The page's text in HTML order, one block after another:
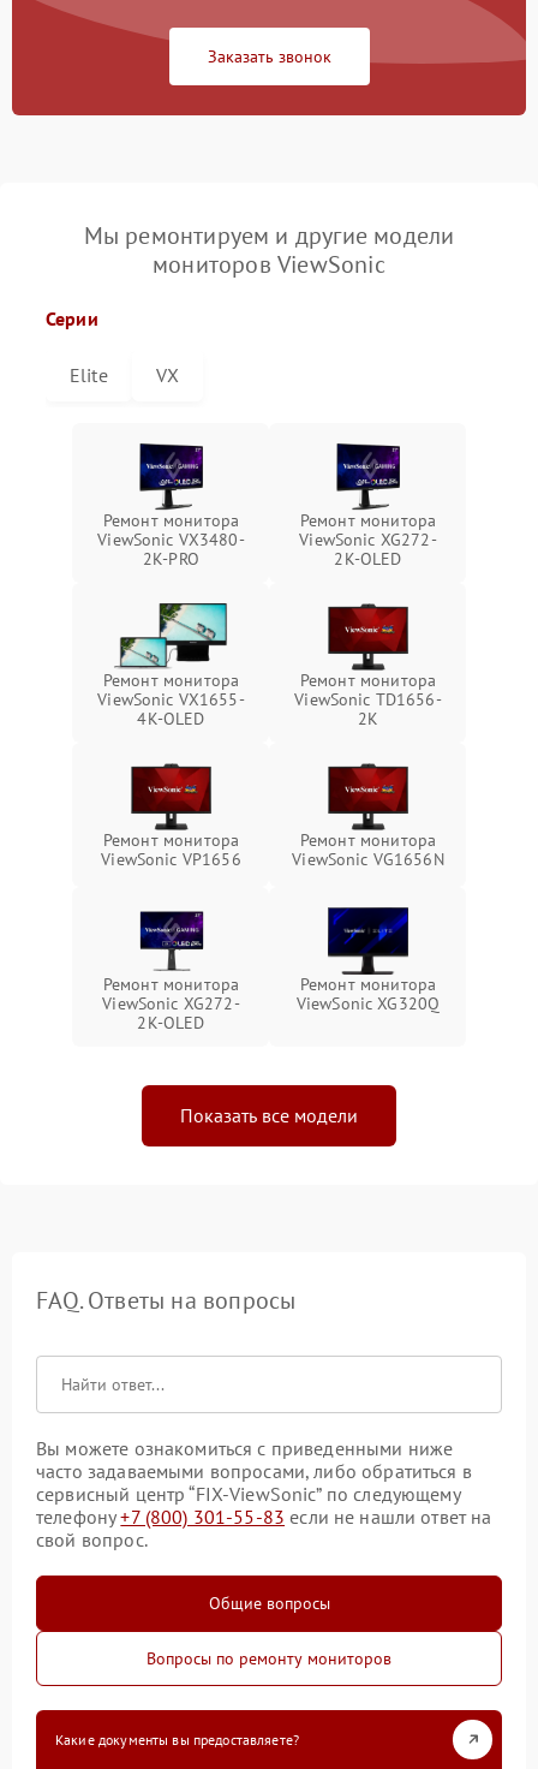
Заказать звонок
Мы ремонтируем и другие модели
мониторов ViewSonic
Серии
Elite VX
Ремонт монитора
ViewSonic VX3480-
2K-PRO
Ремонт монитора
ViewSonic XG272-
2K-OLED
Ремонт монитора
ViewSonic VX1655-
4K-OLED
Ремонт монитора
ViewSonic TD1656-
2K
Ремонт монитора
ViewSonic VP1656
Ремонт монитора
ViewSonic VG1656N
Ремонт монитора
ViewSonic XG272-
2K-OLED
Ремонт монитора
ViewSonic XG320Q
Показать все модели
FAQ. Ответы на вопросы
Вы можете ознакомиться с приведенными ниже
часто задаваемыми вопросами, либо обратиться в
сервисный центр “FIX-ViewSonic” по следующему
телефону+7 (800) 301-55-83 если не нашли ответ на
свой вопрос.
Общие вопросы
Вопросы по ремонту мониторов
Какие документы вы предоставляете?